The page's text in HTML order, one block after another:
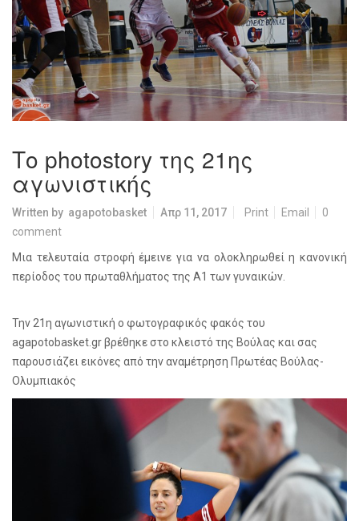
Το photostory της 21ης
αγωνιστικής
Written by agapotobasket Απρ 11, 2017 Print Email
0
comment
Μια τελευταία στροφή έμεινε για να ολοκληρωθεί η κανονική
περίοδος του πρωταθλήματος της Α1 των γυναικών.
Την 21η αγωνιστική ο φωτογραφικός φακός του
agapotobasket.gr βρέθηκε στο κλειστό της Βούλας και σας
παρουσιάζει εικόνες από την αναμέτρηση Πρωτέας Βούλας-
Ολυμπιακός